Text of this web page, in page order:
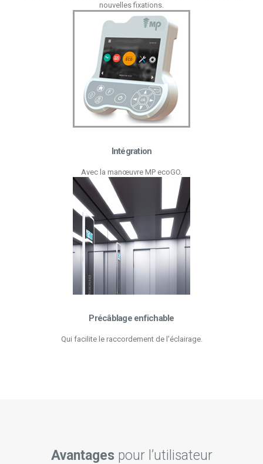
nouvelles fixations.
Intégration
Avec la manœuvre MP ecoGO.
Précâblage enfichable
Qui facilite le raccordement de l’éclairage.
Avantages pour l’utilisateur